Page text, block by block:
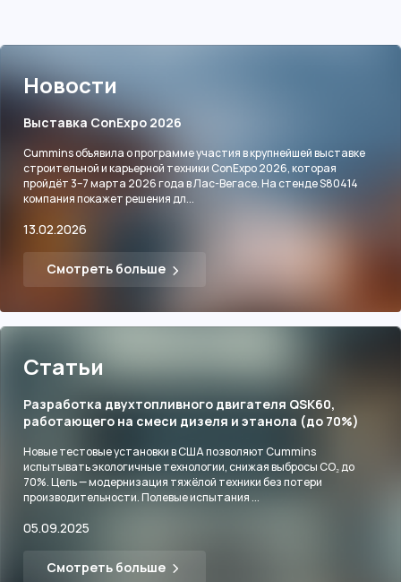
Новости
Выставка ConExpo 2026
Cummins объявила о программе участия в крупнейшей выставке
строительной и карьерной техники ConExpo 2026, которая
пройдёт 3–7 марта 2026 года в Лас-Вегасе. На стенде S80414
компания покажет решения дл...
13.02.2026
Смотреть больше
Статьи
Разработка двухтопливного двигателя QSK60,
работающего на смеси дизеля и этанола (до 70%)
Новые тестовые установки в США позволяют Cummins
испытывать экологичные технологии, снижая выбросы CO₂ до
70%. Цель — модернизация тяжёлой техники без потери
производительности. Полевые испытания ...
05.09.2025
Смотреть больше